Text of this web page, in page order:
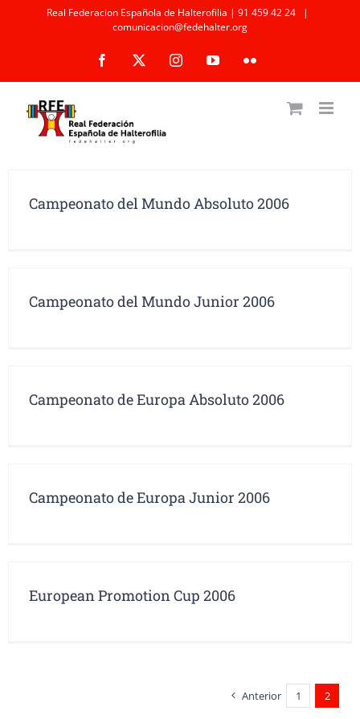
Real Federacion Española de Halterofilia | 91 459 42 24
|
comunicacion@fedehalter.org
Facebook InstagramYouTubeFlickr
Campeonato del Mundo Absoluto 2006
Campeonato del Mundo Junior 2006
Campeonato de Europa Absoluto 2006
Campeonato de Europa Junior 2006
European Promotion Cup 2006
Anterior 1 2